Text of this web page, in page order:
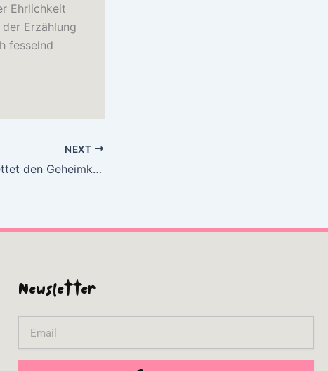
Ehrlichkeit
Erzählung
fesselnd
NEXT
Trixie Belden rettet den Geheimklub : (E-Book, EPUB)
Newsletter